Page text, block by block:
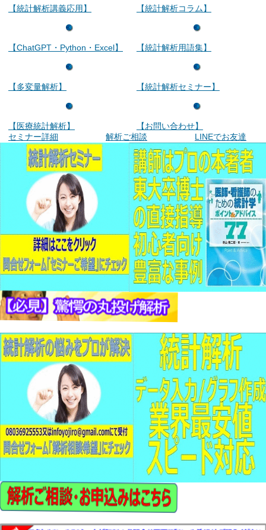
【統計解析講義応用】
【ChatGPT・Python・Excel】
【多変量解析】
【医療統計解析】
【統計解析コラム】
【統計解析用語集】
【統計解析セミナー】
【お問い合わせ】
セミナー詳細
解析ご相談 LINEでお友達